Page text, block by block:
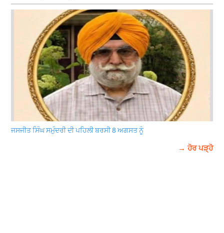
ਜਸਜੀਤ ਸਿੰਘ ਸਮੁੰਦਰੀ ਦੀ ਪਹਿਲੀ ਬਰਸੀ 8 ਅਗਸਤ ਨੂੰ
→ ਹੋਰ ਪੜ੍ਹੋ